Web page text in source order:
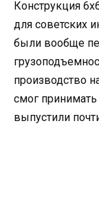
Конструкция
для советских
были вообще
производство
смог принимать
выпустили